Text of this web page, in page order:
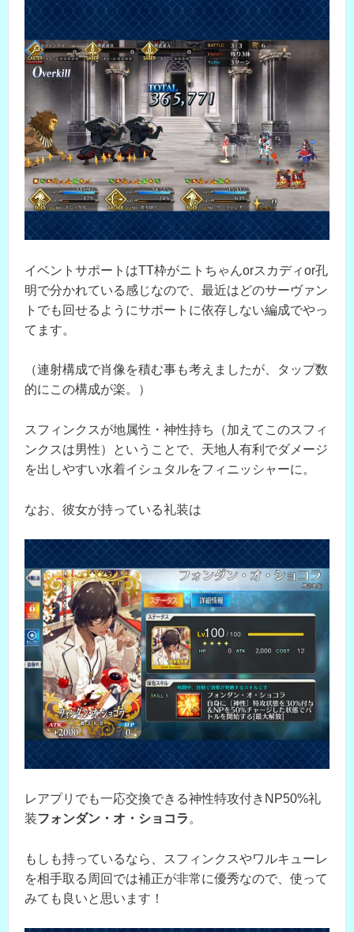
イベントサポートはTT枠がニトちゃんorスカディor孔
明で分かれている感じなので、最近はどのサーヴァン
トでも回せるようにサポートに依存しない編成でやっ
てます。
（連射構成で肖像を積む事も考えましたが、タップ数
的にこの構成が楽。）
スフィンクスが地属性・神性持ち（加えてこのスフィ
ンクスは男性）ということで、天地人有利でダメージ
を出しやすい水着イシュタルをフィニッシャーに。
なお、彼女が持っている礼装は
レアプリでも一応交換できる神性特攻付きNP50%礼
装フォンダン・オ・ショコラ 。
もしも持っているなら、スフィンクスやワルキューレ
を相手取る周回では補正が非常に優秀なので、使って
みても良いと思います！